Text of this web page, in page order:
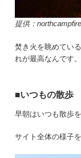
提供：northcampfire
焚き火を眺めてい
れが最高なんです。
■いつもの散歩
早朝はいつも散歩
サイト全体の様子